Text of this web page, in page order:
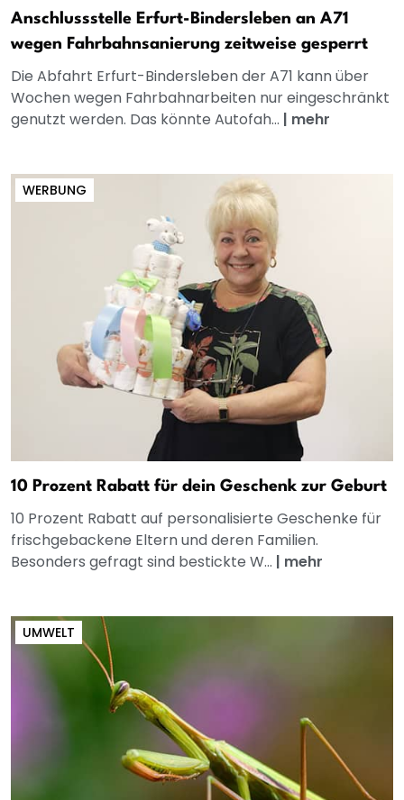
Anschlussstelle Erfurt-Bindersleben an A71
wegen Fahrbahnsanierung zeitweise gesperrt
Die Abfahrt Erfurt-Bindersleben der A71 kann über
Wochen wegen Fahrbahnarbeiten nur eingeschränkt
genutzt werden. Das könnte Autofah... | mehr
WERBUNG
10 Prozent Rabatt für dein Geschenk zur Geburt
10 Prozent Rabatt auf personalisierte Geschenke für
frischgebackene Eltern und deren Familien.
Besonders gefragt sind bestickte W... | mehr
UMWELT